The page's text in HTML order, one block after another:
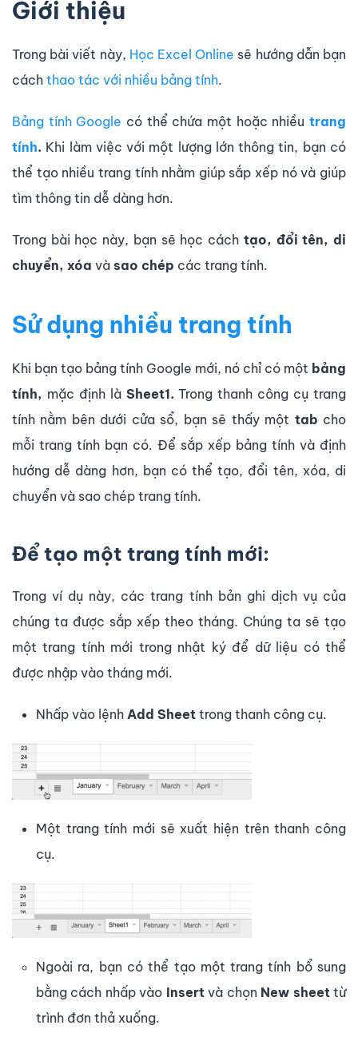
Giới thiệu
Trong bài viết này, Học Excel Online sẽ hướng dẫn bạn
cách thao tác với nhiều bảng tính.
Bảng tính Google có thể chứa một hoặc nhiềutrang
tính. Khi làm việc với một lượng lớn thông tin, bạn có
thể tạo nhiều trang tính nhằm giúp sắp xếp nó và giúp
tìm thông tin dễ dàng hơn.
Trong bài học này, bạn sẽ học cách tạo, đổi tên, di
chuyển, xóa và sao chép các trang tính.
Sử dụng nhiều trang tính
Khi bạn tạo bảng tính Google mới, nó chỉ có một bảng
tính, mặc định là Sheet1. Trong thanh công cụ trang
tính nằm ​bên dưới cửa sổ, bạn sẽ thấy một tab cho
mỗi trang tính bạn có. Để sắp xếp bảng tính và định
hướng dễ dàng hơn, bạn có thể tạo, đổi tên, xóa, di
chuyển và sao chép trang tính.
Để tạo một trang tính mới:
Trong ví dụ này, các trang tính bản ghi dịch vụ của
chúng ta được sắp xếp theo tháng. Chúng ta sẽ tạo
một trang tính mới trong nhật ký để dữ liệu có thể
được nhập vào tháng mới.
Nhấp vào lệnh Add Sheet trong thanh công cụ.
Một trang tính mới sẽ xuất hiện trên thanh công
cụ.
Ngoài ra, bạn có thể tạo một trang tính bổ sung
bằng cách nhấp vào Insertvà chọn New sheettừ
trình đơn thả xuống.